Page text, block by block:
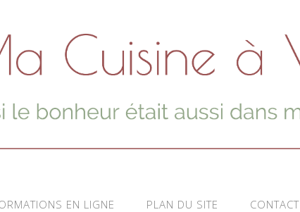
EN LIGNE PLAN DU SITE CONTACT